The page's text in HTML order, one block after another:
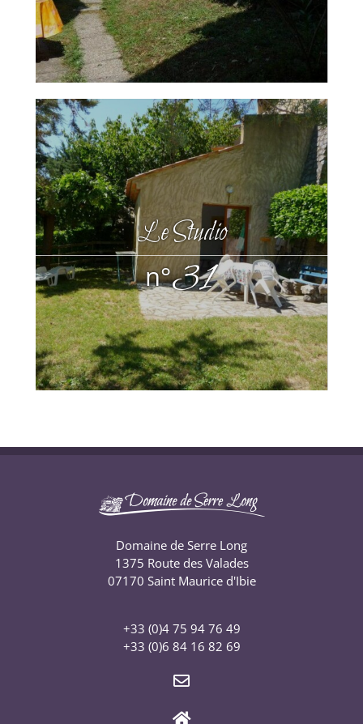
Le Studio
n°31
Domaine de Serre Long
1375 Route des Valades
07170 Saint Maurice d'Ibie
+33 (0)4 75 94 76 49
+33 (0)6 84 16 82 69